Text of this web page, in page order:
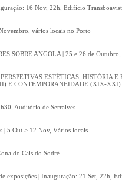
16 Nov, 22h, Edifício
vários locais no Porto
SOBRE ANGOLA | 25 e 26 de
ESTÉTICAS, HISTÓRIA
E CONTEMPORANEIDADE (XIX-XXI)
Auditório de Serralves
| 5 Out > 12 Nov, Vários locais
do Cais do Sodré
exposições | Inauguração: 21 Set, 22h,